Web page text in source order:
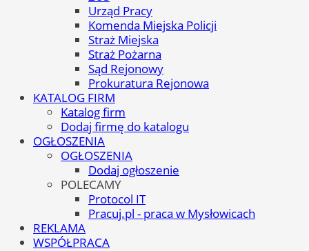
Urząd Pracy
Komenda Miejska Policji
Straż Miejska
Straż Pożarna
Sąd Rejonowy
Prokuratura Rejonowa
KATALOG FIRM
Katalog firm
Dodaj firmę do katalogu
OGŁOSZENIA
OGŁOSZENIA
Dodaj ogłoszenie
POLECAMY
Protocol IT
Pracuj.pl - praca w Mysłowicach
REKLAMA
WSPÓŁPRACA